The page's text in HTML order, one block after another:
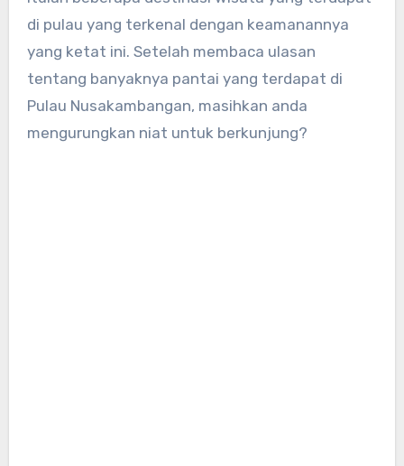
di pulau yang terkenal dengan keamanannya
yang ketat ini. Setelah membaca ulasan
tentang banyaknya pantai yang terdapat di
Pulau Nusakambangan, masihkan anda
mengurungkan niat untuk berkunjung?